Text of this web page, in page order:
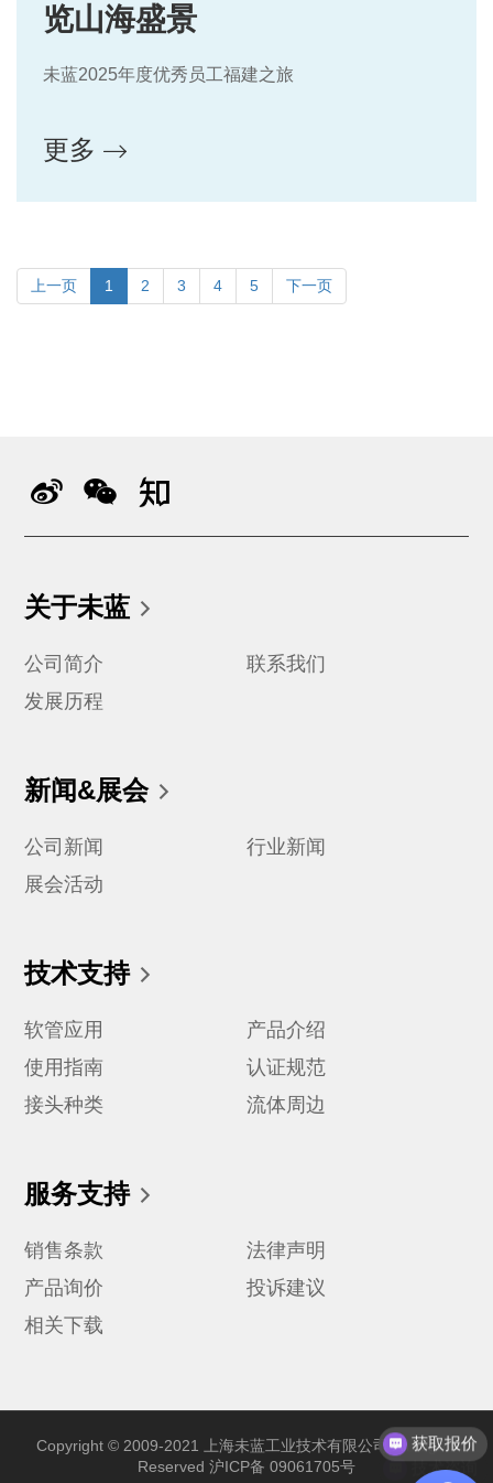
览山海盛景
未蓝2025年度优秀员工福建之旅
更多
上一页 1 2 3 4 5 下一页
关于未蓝
公司简介
联系我们
发展历程
新闻&展会
公司新闻
行业新闻
展会活动
技术支持
软管应用
产品介绍
使用指南
认证规范
接头种类
流体周边
服务支持
销售条款
法律声明
产品询价
投诉建议
相关下载
Copyright © 2009-2021 上海未蓝工业技术有限公司 All Rights
Reserved 沪ICP备 09061705号
获取报价
技术咨询